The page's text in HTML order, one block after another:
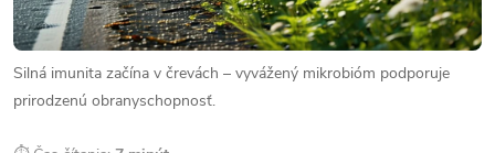
Silná imunita začína v črevách – vyvážený mikrobióm podporuje
prirodzenú obranyschopnosť.